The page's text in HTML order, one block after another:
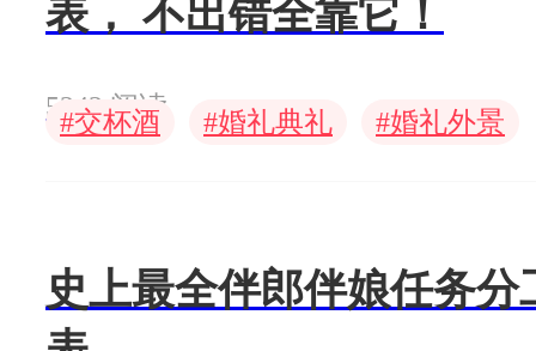
表， 不出错全靠它！
5242 阅读
#交杯酒 #婚礼典礼 #婚礼外景
史上最全伴郎伴娘任务分